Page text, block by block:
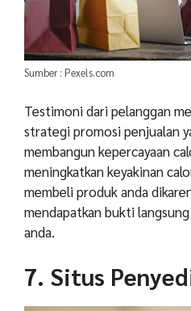
Sumber : Pexels.com
Testimoni dari pelanggan
strategi promosi penjualan
membangun kepercayaan
meningkatkan keyakinan
membeli produk anda
mendapatkan bukti
anda.
7. Situs